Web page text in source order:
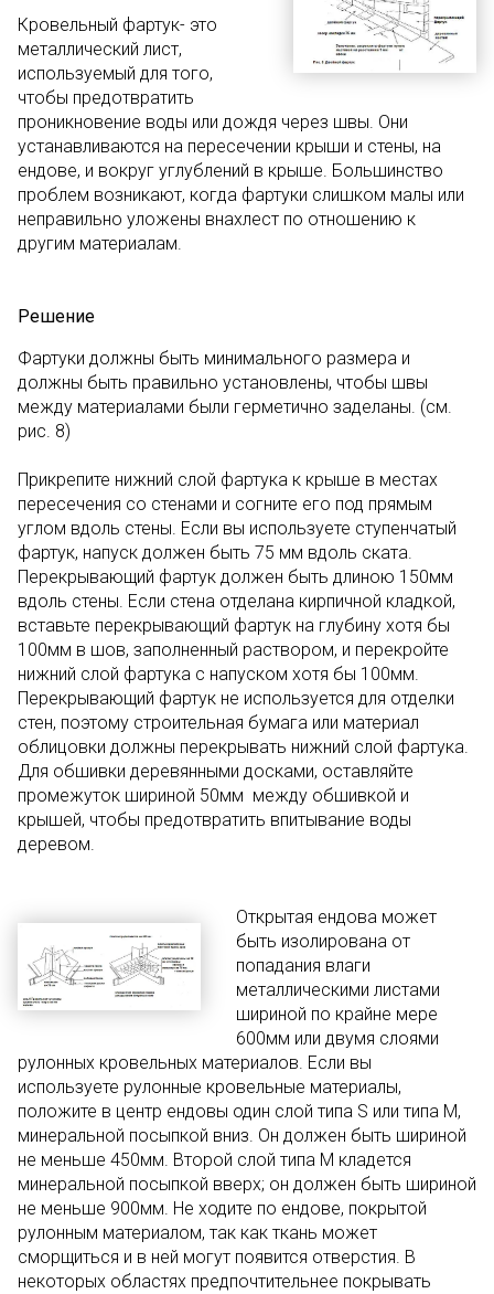
Кровельный фартук- это
металлический лист,
используемый для того,
чтобы предотвратить
проникновение воды или дождя через швы. Они
устанавливаются на пересечении крыши и стены, на
ендове, и вокруг углублений в крыше. Большинство
проблем возникают, когда фартуки слишком малы или
неправильно уложены внахлест по отношению к
другим материалам.
Решение
Фартуки должны быть минимального размера и
должны быть правильно установлены, чтобы швы
между материалами были герметично заделаны. (см.
рис. 8)
Прикрепите нижний слой фартука к крыше в местах
пересечения со стенами и согните его под прямым
углом вдоль стены. Если вы используете ступенчатый
фартук, напуск должен быть 75 мм вдоль ската.
Перекрывающий фартук должен быть длиною 150мм
вдоль стены. Если стена отделана кирпичной кладкой,
вставьте перекрывающий фартук на глубину хотя бы
100мм в шов, заполненный раствором, и перекройте
нижний слой фартука с напуском хотя бы 100мм.
Перекрывающий фартук не используется для отделки
стен, поэтому строительная бумага или материал
облицовки должны перекрывать нижний слой фартука.
Для обшивки деревянными досками, оставляйте
промежуток шириной 50мм между обшивкой и
крышей, чтобы предотвратить впитывание воды
деревом.
Открытая ендова может
быть изолирована от
попадания влаги
металлическими листами
шириной по крайне мере
600мм или двумя слоями
рулонных кровельных материалов. Если вы
используете рулонные кровельные материалы,
положите в центр ендовы один слой типа S или типа М,
минеральной посыпкой вниз. Он должен быть шириной
не меньше 450мм. Второй слой типа M кладется
минеральной посыпкой вверх; он должен быть шириной
не меньше 900мм. Не ходите по ендове, покрытой
рулонным материалом, так как ткань может
сморщиться и в ней могут появится отверстия. В
некоторых областях предпочтительнее покрывать